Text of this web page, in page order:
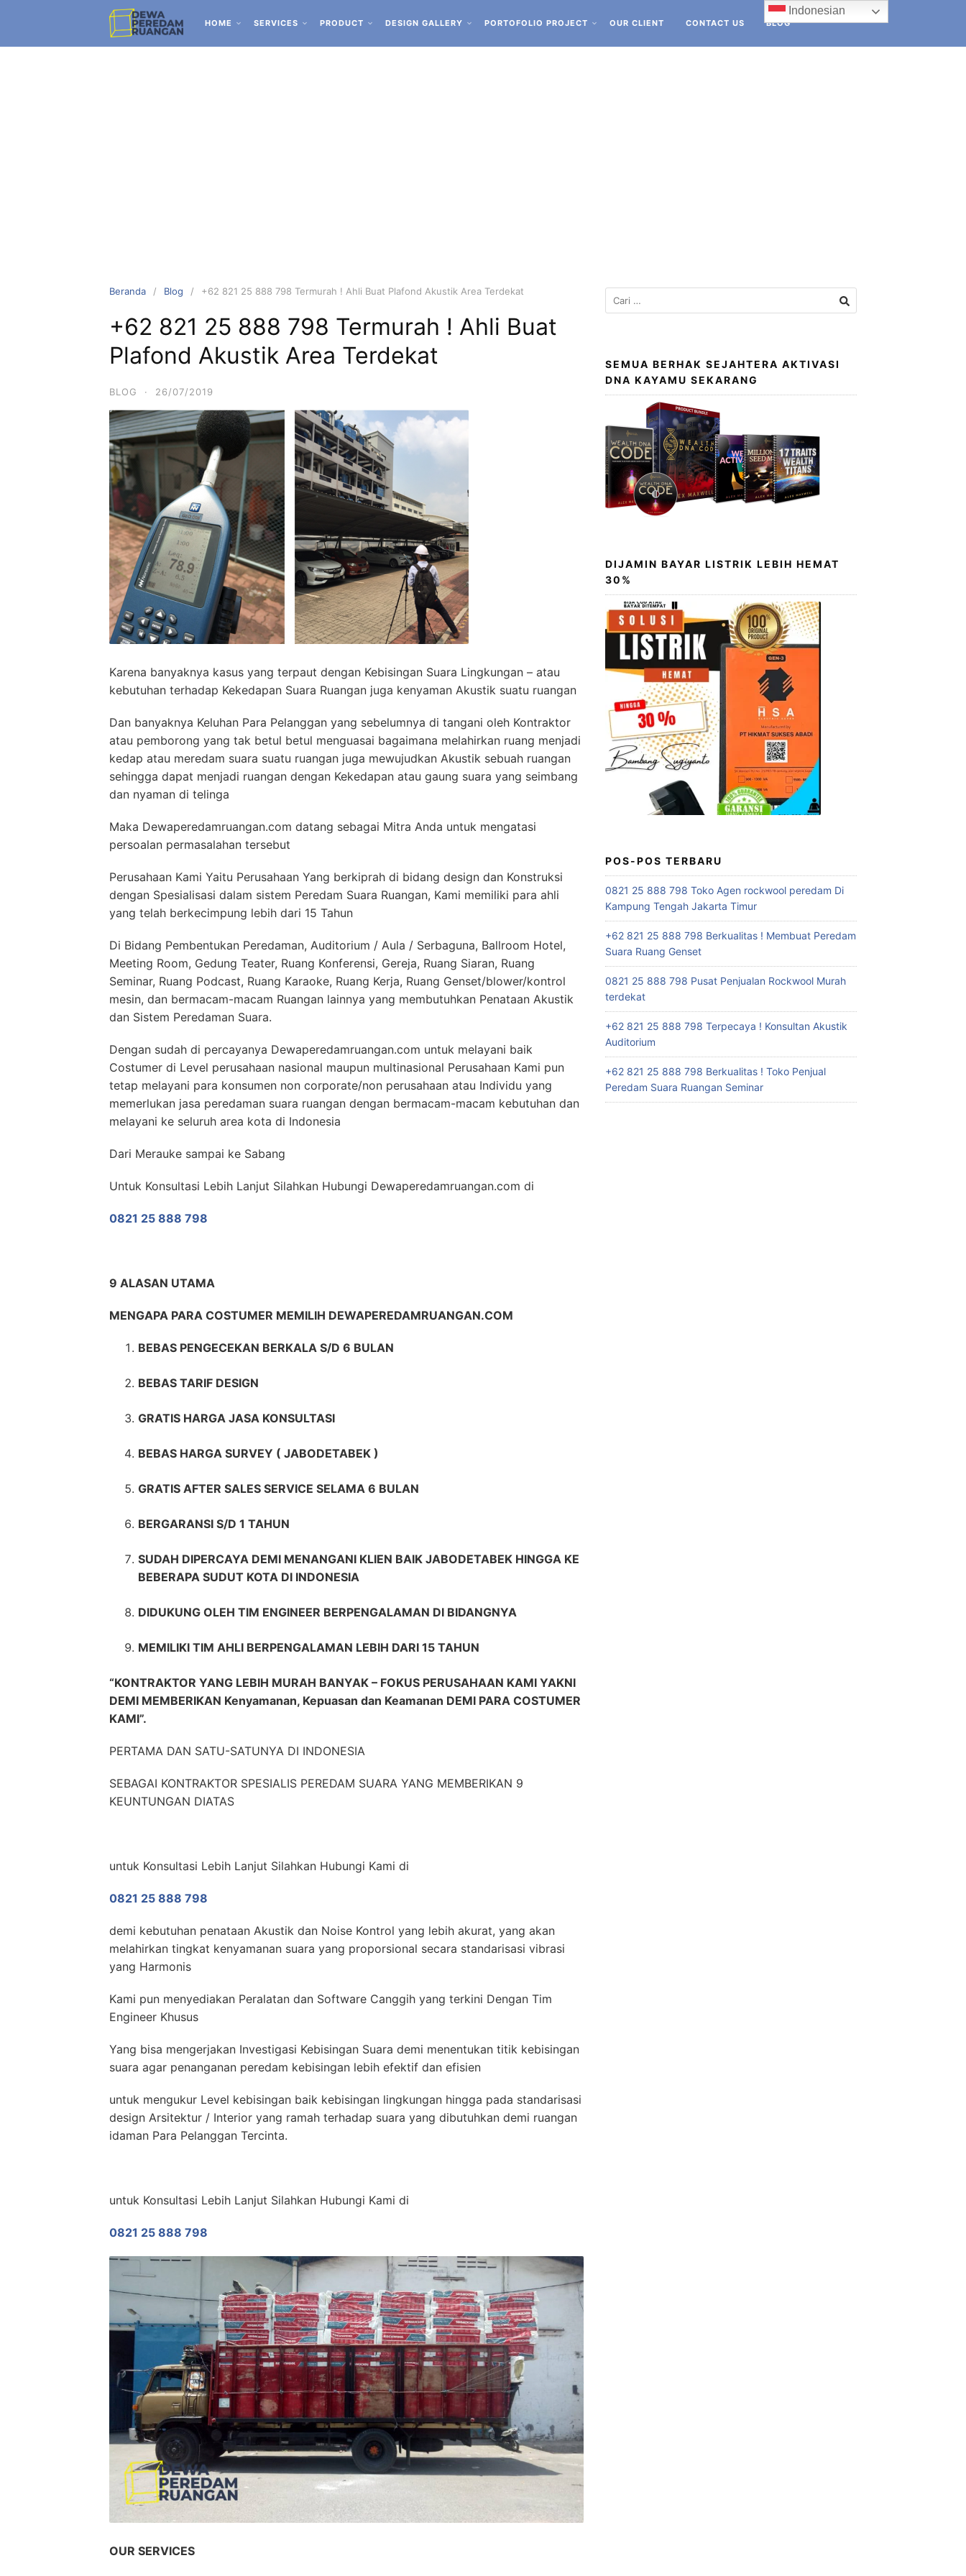
HOME SERVICES PRODUCT DESIGN GALLERY PORTOFOLIO PROJECT OUR CLIENT CONTACT US BLOG
Beranda Blog +62 821 25 888 798 Termurah ! Ahli Buat Plafond Akustik Area Terdekat
+62 821 25 888 798 Termurah ! Ahli Buat
Plafond Akustik Area Terdekat
BLOG · 26/07/2019
Karena banyaknya kasus yang terpaut dengan Kebisingan Suara Lingkungan – atau
kebutuhan terhadap Kekedapan Suara Ruangan juga kenyaman Akustik suatu ruangan
Dan banyaknya Keluhan Para Pelanggan yang sebelumnya di tangani oleh Kontraktor
atau pemborong yang tak betul betul menguasai bagaimana melahirkan ruang menjadi
kedap atau meredam suara suatu ruangan juga mewujudkan Akustik sebuah ruangan
sehingga dapat menjadi ruangan dengan Kekedapan atau gaung suara yang seimbang
dan nyaman di telinga
Maka Dewaperedamruangan.com datang sebagai Mitra Anda untuk mengatasi
persoalan permasalahan tersebut
Perusahaan Kami Yaitu Perusahaan Yang berkiprah di bidang design dan Konstruksi
dengan Spesialisasi dalam sistem Peredam Suara Ruangan, Kami memiliki para ahli
yang telah berkecimpung lebih dari 15 Tahun
Di Bidang Pembentukan Peredaman, Auditorium / Aula / Serbaguna, Ballroom Hotel,
Meeting Room, Gedung Teater, Ruang Konferensi, Gereja, Ruang Siaran, Ruang
Seminar, Ruang Podcast, Ruang Karaoke, Ruang Kerja, Ruang Genset/blower/kontrol
mesin, dan bermacam-macam Ruangan lainnya yang membutuhkan Penataan Akustik
dan Sistem Peredaman Suara.
Dengan sudah di percayanya Dewaperedamruangan.com untuk melayani baik
Costumer di Level perusahaan nasional maupun multinasional Perusahaan Kami pun
tetap melayani para konsumen non corporate/non perusahaan atau Individu yang
memerlukan jasa peredaman suara ruangan dengan bermacam-macam kebutuhan dan
melayani ke seluruh area kota di Indonesia
Dari Merauke sampai ke Sabang
Untuk Konsultasi Lebih Lanjut Silahkan Hubungi Dewaperedamruangan.com di
0821 25 888 798
9 ALASAN UTAMA
MENGAPA PARA COSTUMER MEMILIH DEWAPEREDAMRUANGAN.COM
BEBAS PENGECEKAN BERKALA S/D 6 BULAN
BEBAS TARIF DESIGN
GRATIS HARGA JASA KONSULTASI
BEBAS HARGA SURVEY ( JABODETABEK )
GRATIS AFTER SALES SERVICE SELAMA 6 BULAN
BERGARANSI S/D 1 TAHUN
SUDAH DIPERCAYA DEMI MENANGANI KLIEN BAIK JABODETABEK HINGGA KE
BEBERAPA SUDUT KOTA DI INDONESIA
DIDUKUNG OLEH TIM ENGINEER BERPENGALAMAN DI BIDANGNYA
MEMILIKI TIM AHLI BERPENGALAMAN LEBIH DARI 15 TAHUN
“KONTRAKTOR YANG LEBIH MURAH BANYAK – FOKUS PERUSAHAAN KAMI YAKNI
DEMI MEMBERIKAN Kenyamanan, Kepuasan dan Keamanan DEMI PARA COSTUMER
KAMI”.
PERTAMA DAN SATU-SATUNYA DI INDONESIA
SEBAGAI KONTRAKTOR SPESIALIS PEREDAM SUARA YANG MEMBERIKAN 9
KEUNTUNGAN DIATAS
untuk Konsultasi Lebih Lanjut Silahkan Hubungi Kami di
0821 25 888 798
demi kebutuhan penataan Akustik dan Noise Kontrol yang lebih akurat, yang akan
melahirkan tingkat kenyamanan suara yang proporsional secara standarisasi vibrasi
yang Harmonis
Kami pun menyediakan Peralatan dan Software Canggih yang terkini Dengan Tim
Engineer Khusus
Yang bisa mengerjakan Investigasi Kebisingan Suara demi menentukan titik kebisingan
suara agar penanganan peredam kebisingan lebih efektif dan efisien
untuk mengukur Level kebisingan baik kebisingan lingkungan hingga pada standarisasi
design Arsitektur / Interior yang ramah terhadap suara yang dibutuhkan demi ruangan
idaman Para Pelanggan Tercinta.
untuk Konsultasi Lebih Lanjut Silahkan Hubungi Kami di
0821 25 888 798
OUR SERVICES
SEMUA BERHAK SEJAHTERA AKTIVASI
DNA KAYAMU SEKARANG
DIJAMIN BAYAR LISTRIK LEBIH HEMAT
30%
POS-POS TERBARU
0821 25 888 798 Toko Agen rockwool peredam Di
Kampung Tengah Jakarta Timur
+62 821 25 888 798 Berkualitas ! Membuat Peredam
Suara Ruang Genset
0821 25 888 798 Pusat Penjualan Rockwool Murah
terdekat
+62 821 25 888 798 Terpecaya ! Konsultan Akustik
Auditorium
+62 821 25 888 798 Berkualitas ! Toko Penjual
Peredam Suara Ruangan Seminar
Indonesian